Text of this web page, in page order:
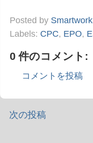
Posted by
Labels: CPC, EPO,
0 件のコメント:
コメントを投稿
次の投稿